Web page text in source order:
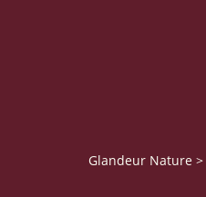
Glandeur Nature >